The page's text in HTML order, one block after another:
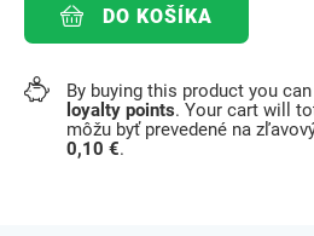
DO KOŠÍKA
By buying this product you
loyalty points. Your cart will
môžu byť prevedené na
0,10 €.